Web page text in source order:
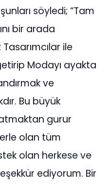
söyledi; “Tam
bir arada
ile
Modayı ayakta
ve
Bu büyük
gurur
olan tüm
olan herkese ve
ediyorum. Bir